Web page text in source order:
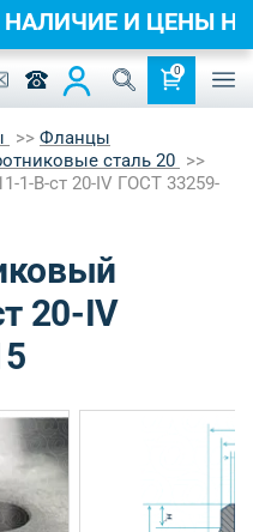
0
Фланцы
сталь 20
1-B-ст 20-IV ГОСТ 33259-
20-IV
НАЛИЧИЕ И